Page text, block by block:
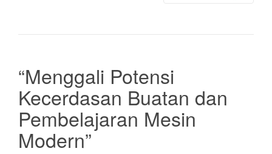
“Menggali Potensi
Kecerdasan Buatan dan
Pembelajaran Mesin
Modern”